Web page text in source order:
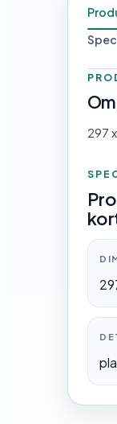
297